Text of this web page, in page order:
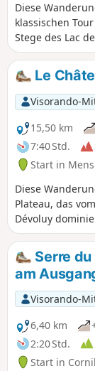
Diese
klassischen
Stege des Lac
man nicht mit
zurück zum
muss.
den Pas du
Aussicht auf den
Brion. Sie ist
Boot, da man
laufen muss,
ist. Allerdings
hin und zurück
Le
Visorando-
15,50 km
7:40 Std.
Start in
Diese
Plateau, das
Dévoluy
Serre
am
Visorando-
6,40 km
2:20 Std.
Start in